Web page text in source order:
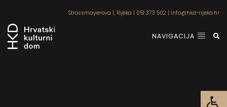
Strossmayerova 1, Rijeka | 051 373 502 | info@hkd-rijeka.hr
NAVIGACIJA